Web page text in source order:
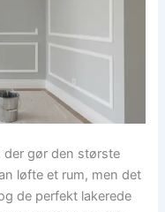
der gør den største
løfte et rum, men det
de perfekt lakerede